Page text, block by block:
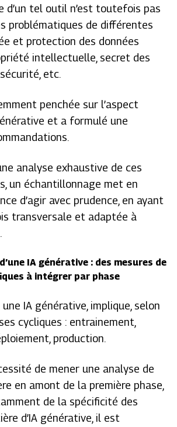
d’un tel outil n’est toutefois pas
problématiques de différentes
et protection des données
intellectuelle, secret des
etc.
penchée sur l’aspect
et a formulé une
analyse exhaustive de ces
un échantillonnage met en
d’agir avec prudence, en ayant
transversale et adaptée à
IA générative : des mesures de
à intégrer par phase
IA générative, implique, selon
cycliques : entrainement,
production.
de mener une analyse de
en amont de la première phase,
de la spécificité des
d’IA générative, il est